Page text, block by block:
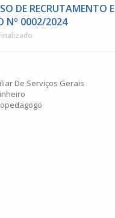
DE RECRUTAMENTO E
Nº 0002/2024
De Serviços Gerais